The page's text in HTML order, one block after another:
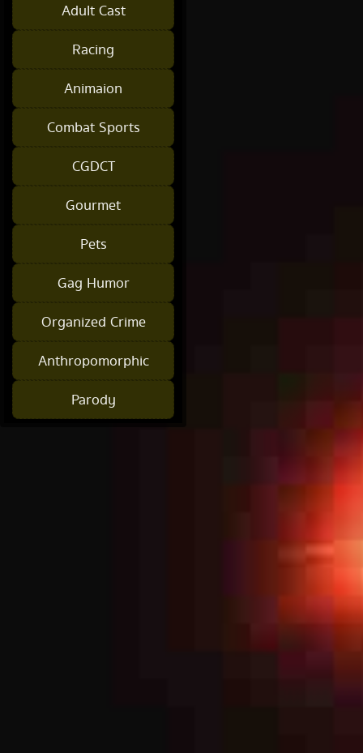
Adult Cast
Racing
Animaion
Combat Sports
CGDCT
Gourmet
Pets
Gag Humor
Organized Crime
Anthropomorphic
Parody